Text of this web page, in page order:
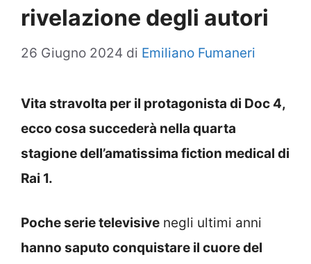
rivelazione degli autori
26 Giugno 2024 di Emiliano Fumaneri
Vita stravolta per il protagonista di Doc 4,
ecco cosa succederà nella quarta
stagione dell’amatissima fiction medical di
Rai 1.
Poche serie televisive negli ultimi anni
hanno saputo conquistare il cuore del